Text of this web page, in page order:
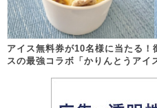
アイス無料券が10名様に当たる
スの最強コラボ「かりんとうアイ